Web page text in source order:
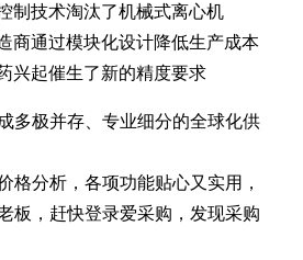
制技术淘汰了机械式离心机
商通过模块化设计降低生产成本
兴起催生了新的精度要求
多极并存、专业细分的全球化供
格分析，各项功能贴心又实用，
板，赶快登录爱采购，发现采购